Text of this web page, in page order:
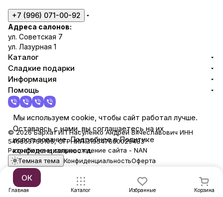
Главная Каталог Избранные Корзина
+7 (996) 071-00-92
Адреса салонов:
ул. Советская 7
ул. Лазурная 1
Каталог
Сладкие подарки
Информация
Помощь
© 2026 Бархат ИП Насуленко Андрей Вячеславович ИНН
540863736105, ОГРНИП 319547600029483
Разработка и сопровождение сайта - NAN
Темная тема КонфиденциальностьОферта
Мы используем cookie, чтобы сайт работал лучше.
Оставаясь с нами, вы соглашаетесь на их
использование. Подробнее в Политике
конфиденциальности.
ОК